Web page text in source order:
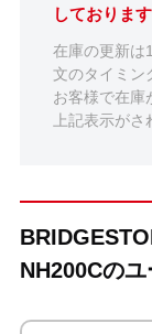
しております
在庫の更新は
文のタイミン
お客様で在庫
上記表示が
NH200Cの